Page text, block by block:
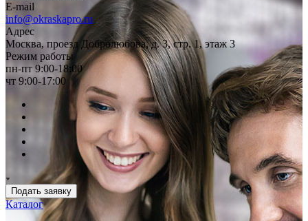
E-mail
info@okraskapro.ru
Адрес
Москва, проезд Добролюбова, д. 3, стр. 1, этаж 3
Режим работы
пн-пт 9:00-18:00
чт 9:00-17:00
Подать заявку
Каталог